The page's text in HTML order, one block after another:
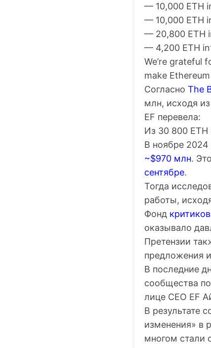
— 10,000 ETH
— 10,000 ETH
— 20,800 ETH
— 4,200 ETH
We’re grateful
make
Согласно The
млн, исходя из
EF перевела:
Из 30 800 ETH
В ноябре 2024
~$970 млн.
сентябре.
Тогда
работы,
Фонд
оказывало
Претензии
предложения
В последние
сообщества
лице CEO EF
В результате
изменения» в
многом стали